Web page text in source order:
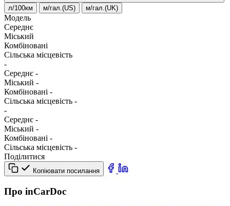
л/100км м/гал.(US) м/гал.(UK)
Модель
Середнє
Міський
Комбіновані
Сільська місцевість
-
Середнє -
Міський -
Комбіновані -
Сільська місцевість -
-
Середнє -
Міський -
Комбіновані -
Сільська місцевість -
Поділитися
Копіювати посилання
Про inCarDoc